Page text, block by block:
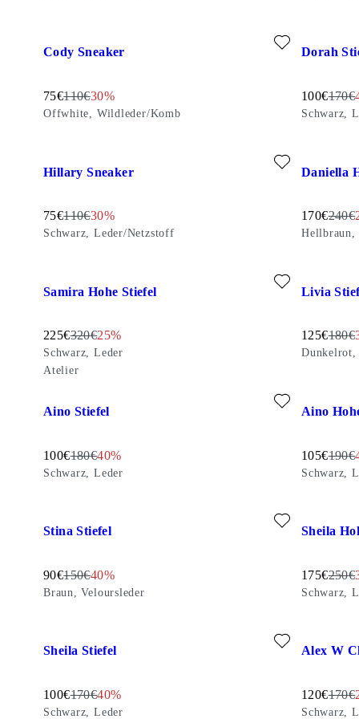
Cody Sneaker
Reduzierter Preis:
75€Originalpreis:
110€Discount percentage:
30%
Offwhite, Wildleder/Komb
Dorah
100€170€
Schwarz,
Hillary Sneaker
Reduzierter Preis:
75€Originalpreis:
110€Discount percentage:
30%
Schwarz, Leder/Netzstoff
Daniella
170€240€
Hellbraun,
Samira Hohe Stiefel
Reduzierter Preis:
225€Originalpreis:
320€Discount percentage:
25%
Schwarz, Leder
Atelier
Zu Favoriten hinzufügen: SAMIRA HOHE STIEFEL
Livia
125€180€
Dunkelrot,
Zu
Aino Stiefel
Reduzierter Preis:
100€Originalpreis:
180€Discount percentage:
40%
Schwarz, Leder
Zu Favoriten hinzufügen: AINO STIEFEL (Schwarz, Leder)
Aino
105€190€
Schwarz,
Zu
Stina Stiefel
Reduzierter Preis:
90€Originalpreis:
150€Discount percentage:
40%
Braun, Veloursleder
Zu Favoriten hinzufügen: STINA STIEFEL (Braun,
Sheila
175€250€
Schwarz,
Zu
Sheila Stiefel
Reduzierter Preis:
100€Originalpreis:
170€Discount percentage:
40%
Schwarz, Leder
Alex W
120€170€
Schwarz,